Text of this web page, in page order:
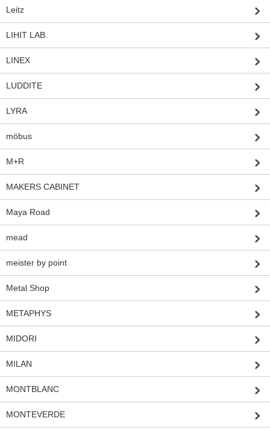
Leitz
LIHIT LAB.
LINEX
LUDDITE
LYRA
möbus
M+R
MAKERS CABINET
Maya Road
mead
meister by point
Metal Shop
METAPHYS
MIDORI
MILAN
MONTBLANC
MONTEVERDE